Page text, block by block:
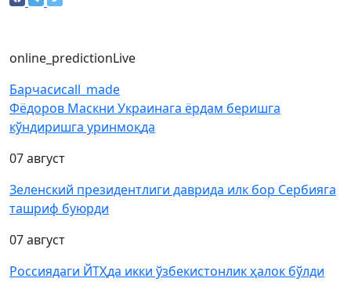
online_predictionLive
Барчасиcall_made
Фёдоров Маскни Украинага ёрдам беришга
кўндиришга уринмоқда
07 август
Зеленский президентлиги даврида илк бор Сербияга
ташриф буюрди
07 август
Россиядаги ЙТҲда икки ўзбекистонлик ҳалок бўлди